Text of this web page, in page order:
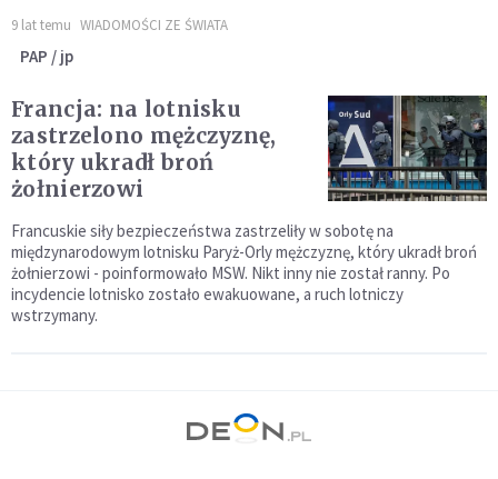
9 lat temu WIADOMOŚCI ZE ŚWIATA
PAP / jp
Francja: na lotnisku
zastrzelono mężczyznę,
który ukradł broń
żołnierzowi
Francuskie siły bezpieczeństwa zastrzeliły w sobotę na
międzynarodowym lotnisku Paryż-Orly mężczyznę, który ukradł broń
żołnierzowi - poinformowało MSW. Nikt inny nie został ranny. Po
incydencie lotnisko zostało ewakuowane, a ruch lotniczy
wstrzymany.